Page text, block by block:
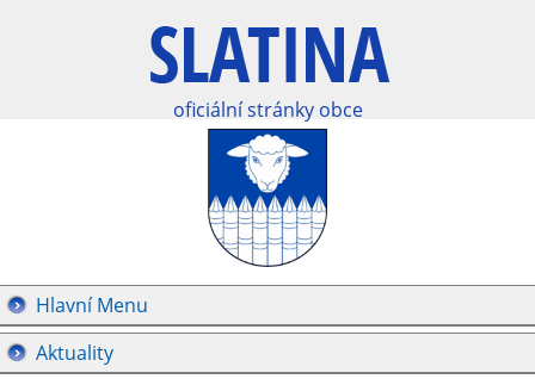
oficiální stránky obce
Hlavní Menu
Aktuality